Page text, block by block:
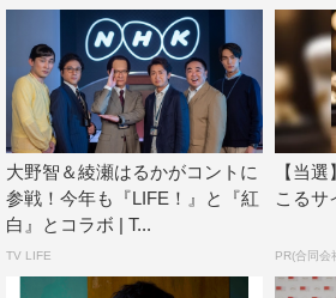
気度を見れるというか」と。
最後に松本は「僕らとしては2019
りますし、2020年に向かって新たな
ても決意込めて、気持ち良く2020
最後の締めをしっかりと迎えられた
ます」と意気込みを語った。
『第70回NHK紅白歌合戦』
大野智＆綾瀬はるかがコントに
参戦！今年も『LIFE！』と『紅
白』とコラボ | T...
TV LIFE
【当
こるサ
PR(合同会